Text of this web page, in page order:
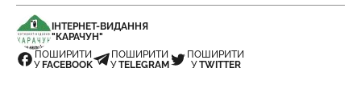
ІНТЕРНЕТ-ВИДАННЯ
"КАРАЧУН"
ПОШИРИТИ
У FACEBOOK
ПОШИРИТИ
УTELEGRAM
ПОШИРИТИ
УTWITTER